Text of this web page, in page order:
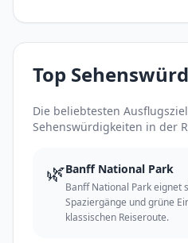
Top
Die beliebtesten
Sehenswürdigkeiten in der
🌿Banff National Park
Banff National Park eignet
Spaziergänge und grüne
klassischen Reiseroute.